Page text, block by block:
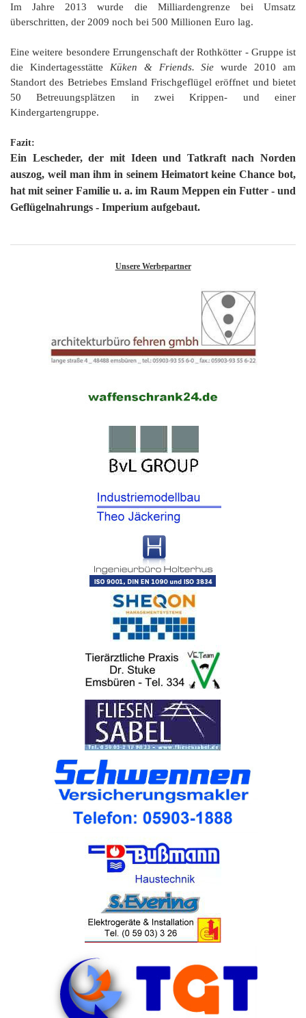
Im Jahre 2013 wurde die Milliardengrenze bei Umsatz
überschritten, der 2009 noch bei 500 Millionen Euro lag.
Eine weitere besondere Errungenschaft der Rothkötter - Gruppe ist
die Kindertagesstätte Küken & Friends. Siewurde 2010 am
Standort des Betriebes Emsland Frischgeflügel eröffnet und bietet
50 Betreuungsplätzen in zwei Krippen- und einer
Kindergartengruppe.
Fazit:
Ein Lescheder, der mit Ideen und Tatkraft nach Norden
auszog, weil man ihm in seinem Heimatort keine Chance bot,
hat mit seiner Familie u. a. im Raum Meppen ein Futter - und
Geflügelnahrungs - Imperium aufgebaut.
Unsere Werbepartner